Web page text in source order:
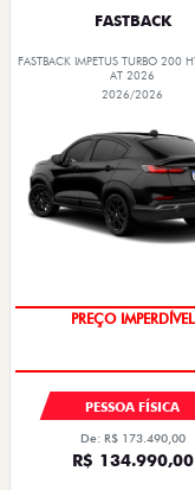
FASTBACK
FASTBACK IMPETUS TURBO 200
AT 2026
2026/2026
OPORTUNIDADE
PESSOA FÍSICA
De: R$ 173.490,00
R$ 134.990,00